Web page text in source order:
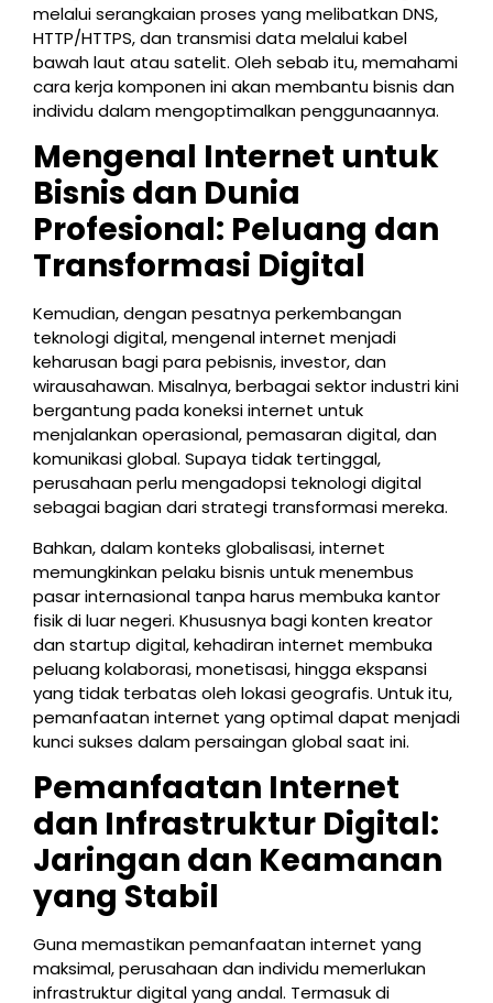
melalui serangkaian proses yang melibatkan DNS,
HTTP/HTTPS, dan transmisi data melalui kabel
bawah laut atau satelit. Oleh sebab itu, memahami
cara kerja komponen ini akan membantu bisnis dan
individu dalam mengoptimalkan penggunaannya.
Mengenal Internet untuk
Bisnis dan Dunia
Profesional: Peluang dan
Transformasi Digital
Kemudian, dengan pesatnya perkembangan
teknologi digital, mengenal internet menjadi
keharusan bagi para pebisnis, investor, dan
wirausahawan. Misalnya, berbagai sektor industri kini
bergantung pada koneksi internet untuk
menjalankan operasional, pemasaran digital, dan
komunikasi global. Supaya tidak tertinggal,
perusahaan perlu mengadopsi teknologi digital
sebagai bagian dari strategi transformasi mereka.
Bahkan, dalam konteks globalisasi, internet
memungkinkan pelaku bisnis untuk menembus
pasar internasional tanpa harus membuka kantor
fisik di luar negeri. Khususnya bagi konten kreator
dan startup digital, kehadiran internet membuka
peluang kolaborasi, monetisasi, hingga ekspansi
yang tidak terbatas oleh lokasi geografis. Untuk itu,
pemanfaatan internet yang optimal dapat menjadi
kunci sukses dalam persaingan global saat ini.
Pemanfaatan Internet
dan Infrastruktur Digital:
Jaringan dan Keamanan
yang Stabil
Guna memastikan pemanfaatan internet yang
maksimal, perusahaan dan individu memerlukan
infrastruktur digital yang andal. Termasuk di